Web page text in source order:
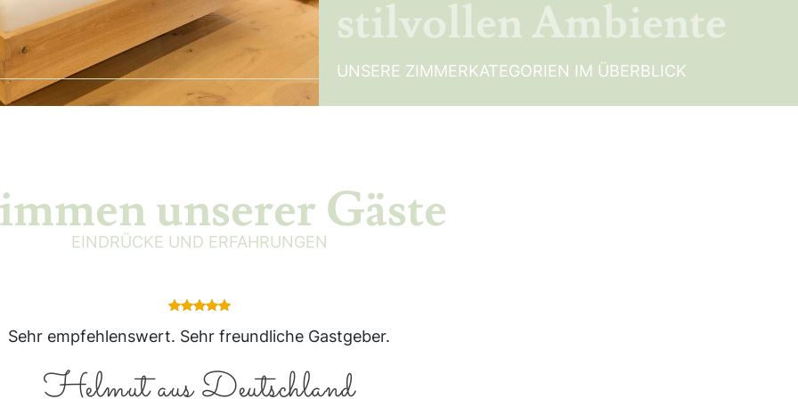
stilvollen Ambiente
UNSERE ZIMMERKATEGORIEN IM ÜBERBLICK
unserer Gäste
EINDRÜCKE UND ERFAHRUNGEN
Sehr empfehlenswert. Sehr freundliche Gastgeber.